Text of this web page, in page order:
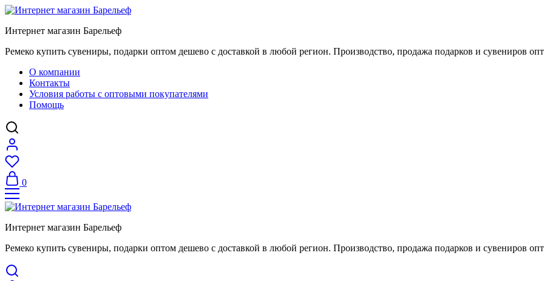
Интернет магазин Барельеф
Ремеко купить сувениры, подарки оптом дешево с доставкой в любой регион. Производство, продажа подарков и сувениров
О компании
Контакты
Условия работы с оптовыми покупателями
Помощь
0
Интернет магазин Барельеф
Ремеко купить сувениры, подарки оптом дешево с доставкой в любой регион. Производство, продажа подарков и сувениров